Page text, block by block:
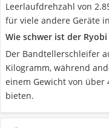
Leerlaufdrehzahl von
für viele andere Geräte
Wie schwer ist der
Der Bandtellerschleifer
Kilogramm, während
einem Gewicht von über
bieten.